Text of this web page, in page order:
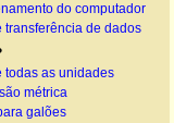
do computador
transferência de dados
todas as unidades
métrica
galões